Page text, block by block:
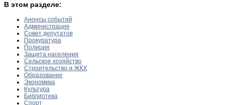
В этом разделе:
Анонсы событий
Администрация
Совет депутатов
Прокуратура
Полиция
Защита населения
Сельское хозяйство
Строительство и ЖКХ
Образование
Экономика
Культура
Библиотека
Спорт